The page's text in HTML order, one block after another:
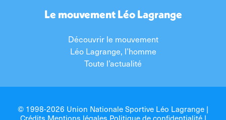
Le mouvement Léo Lagrange
Découvrir le mouvement
Léo Lagrange, l’homme
Toute l’actualité
© 1998-2026 Union Nationale Sportive Léo Lagrange |
Crédits Mentions légales Politique de confidentialité|